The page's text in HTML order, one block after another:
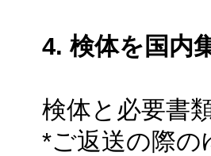
4. 検体を国内
検体と必要書
*ご返送の際の